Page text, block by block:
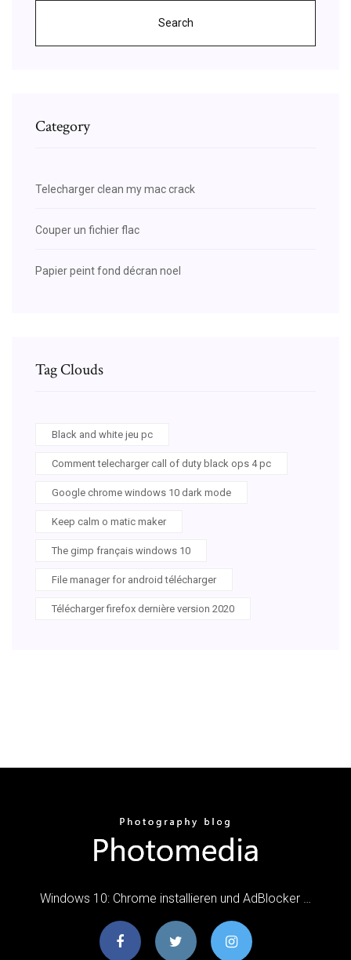
Search
Category
Telecharger clean my mac crack
Couper un fichier flac
Papier peint fond décran noel
Tag Clouds
Black and white jeu pc
Comment telecharger call of duty black ops 4 pc
Google chrome windows 10 dark mode
Keep calm o matic maker
The gimp français windows 10
File manager for android télécharger
Télécharger firefox dernière version 2020
Windows 10: Chrome installieren und AdBlocker …